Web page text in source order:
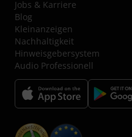
Jobs & Karriere
Blog
Kleinanzeigen
Nachhaltigkeit
Hinweisgebersystem
Audio Professionell